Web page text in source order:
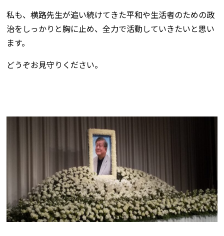
私も、横路先生が追い続けてきた平和や生活者のための政
治をしっかりと胸に止め、全力で活動していきたいと思い
ます。
どうぞお見守りください。